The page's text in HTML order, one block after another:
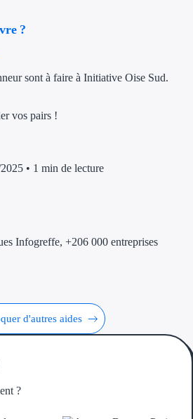
Aides Région
Aides Région
Aides Région
Aides Région
?
sont à faire à Initiative Oise Sud.
vos pairs !
• 1 min de lecture
Infogreffe, +206 000 entreprises
d'autres aides
?